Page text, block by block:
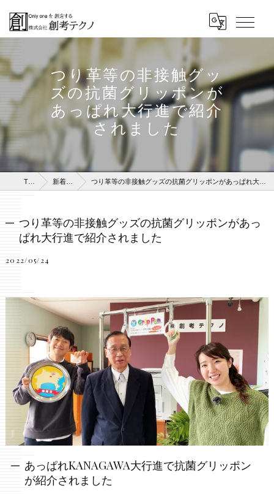
つり革等の非接触グッ
ズの抗菌グリッポンが
あっぱれ大行進で紹介
されました
TOP 新着情報 つり革等の非接触グッズの抗菌グリッポンがあっぱれ大行進で紹介されました
つり革等の非接触グッズの抗菌グリッポンがあっ
ぱれ大行進で紹介されました
2022/05/24
あっぱれKANAGAWA大行進で抗菌グリッポン
が紹介されました